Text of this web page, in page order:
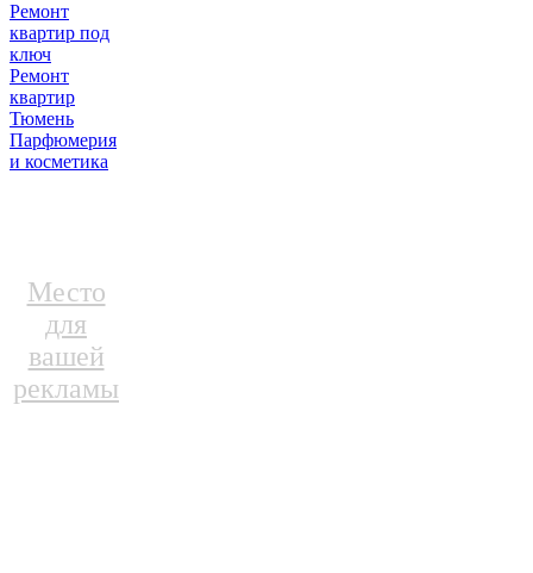
Ремонт
квартир под
ключ
Ремонт
квартир
Тюмень
Парфюмерия
и косметика
Место
для
вашей
рекламы